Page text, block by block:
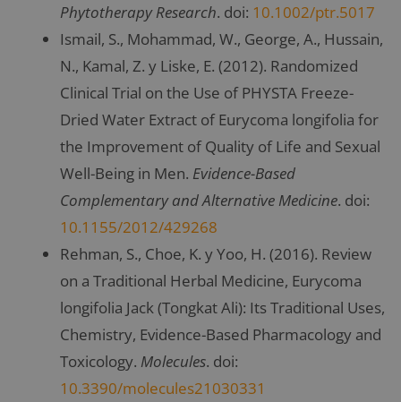
Phytotherapy Research. doi: 10.1002/ptr.5017
Ismail, S., Mohammad, W., George, A., Hussain,
N., Kamal, Z. y Liske, E. (2012). Randomized
Clinical Trial on the Use of PHYSTA Freeze-
Dried Water Extract of Eurycoma longifolia for
the Improvement of Quality of Life and Sexual
Well-Being in Men. Evidence-Based
Complementary and Alternative Medicine. doi:
10.1155/2012/429268
Rehman, S., Choe, K. y Yoo, H. (2016). Review
on a Traditional Herbal Medicine, Eurycoma
longifolia Jack (Tongkat Ali): Its Traditional Uses,
Chemistry, Evidence-Based Pharmacology and
Toxicology. Molecules. doi:
10.3390/molecules21030331